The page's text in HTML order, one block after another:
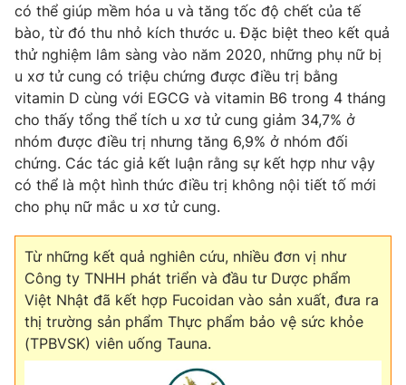
Theo dõi báo trên
Cơ quan chủ quản:Đài Truyền hình Việt Nam
Cơ quan báo chí:Thời báo VTV
Giấy phép hoạt động báo in và báo điện tử số 483/GP-BTTTT
cấp ngày 29/12/2023
Tổng Biên tập:
Phó Tổng Biên tập:
Nguyễn Trọng Ninh
Tổng đài VTV:
024.38 355 931 - 024.38 355 932
Ðiện thoại Thời báo VTV:
024.66 897 897
Email:toasoan@vtv.vn
Liên hệ quảng cáo:024-7300.7108
có thể giúp mềm hóa u và tăng tốc độ chết của tế
bào, từ đó thu nhỏ kích thước u. Đặc biệt theo kết quả
thử nghiệm lâm sàng vào năm 2020, những phụ nữ bị
u xơ tử cung có triệu chứng được điều trị bằng
vitamin D cùng với EGCG và vitamin B6 trong 4 tháng
cho thấy tổng thể tích u xơ tử cung giảm 34,7% ở
nhóm được điều trị nhưng tăng 6,9% ở nhóm đối
chứng. Các tác giả kết luận rằng sự kết hợp như vậy
có thể là một hình thức điều trị không nội tiết tố mới
cho phụ nữ mắc u xơ tử cung.
Từ những kết quả nghiên cứu, nhiều đơn vị như
Công ty TNHH phát triển và đầu tư Dược phẩm
Việt Nhật đã kết hợp Fucoidan vào sản xuất, đưa ra
thị trường sản phẩm Thực phẩm bảo vệ sức khỏe
(TPBVSK) viên uống Tauna.